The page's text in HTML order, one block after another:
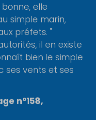
elle
simple marin,
préfets. "
il en existe
bien le simple
ses vents et ses
n°158,